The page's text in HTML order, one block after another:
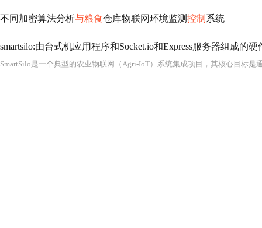
不同加密算法分析与粮食仓库物联网环境监测控制 系统
smartsilo:由台式机应用程序和Socket.io和Express服务器组成的
SmartSilo是一个典型的农业物联网（Agri-IoT）系统集成项目，其核心目标是